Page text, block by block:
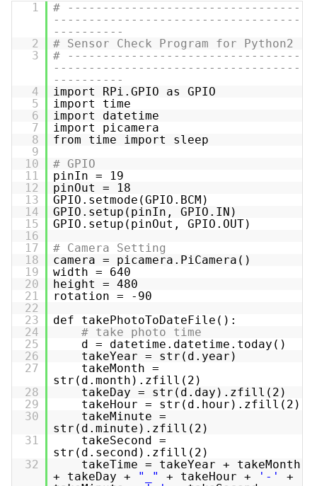
1
# ---------------------------------
-----------------------------------
----------
2
# Sensor Check Program for Python2
3
# ---------------------------------
-----------------------------------
----------
4
import RPi.GPIO as GPIO
5
import time
6
import datetime
7
import picamera
8
from time import sleep
9
10
# GPIO
11
pinIn = 19
12
pinOut = 18
13
GPIO.setmode(GPIO.BCM)
14
GPIO.setup(pinIn, GPIO.IN)
15
GPIO.setup(pinOut, GPIO.OUT)
16
17
# Camera Setting
18
camera = picamera.PiCamera()
19
width = 640
20
height = 480
21
rotation = -90
22
23
def takePhotoToDateFile():
24
# take photo time
25
d = datetime.datetime.today()
26
takeYear = str(d.year)
27
takeMonth =
str(d.month).zfill(2)
28
takeDay = str(d.day).zfill(2)
29
takeHour = str(d.hour).zfill(2)
30
takeMinute =
str(d.minute).zfill(2)
31
takeSecond =
str(d.second).zfill(2)
32
takeTime = takeYear + takeMonth
+ takeDay +
"_" + takeHour + '-'
+